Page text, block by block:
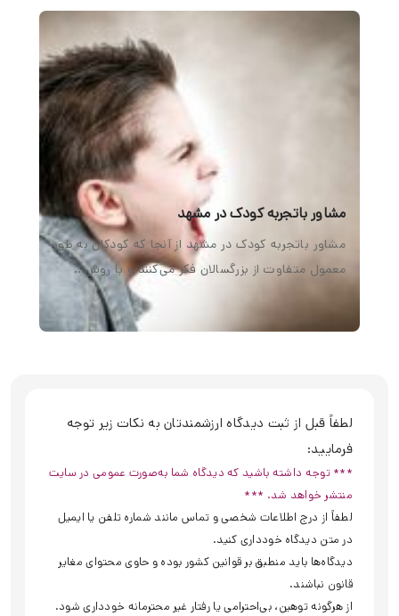
مشاور باتجربه کودک در مشهد
مشاور باتجربه کودک در مشهد از آنجا که کودکان به طور
معمول متفاوت از بزرگسالان فکر می‌کنند و با روش…
لطفاً قبل از ثبت دیدگاه ارزشمندتان به نکات زیر توجه
فرمایید:
*** توجه داشته باشید که دیدگاه شما به‌صورت عمومی در سایت
منتشر خواهد شد. ***
لطفاً از درج اطلاعات شخصی و تماس مانند شماره تلفن یا ایمیل
در متن دیدگاه خودداری کنید.
دیدگاه‌ها باید منطبق بر قوانین کشور بوده و حاوی محتوای مغایر
قانون نباشند.
از هرگونه توهین، بی‌احترامی یا رفتار غیر محترمانه خودداری شود.